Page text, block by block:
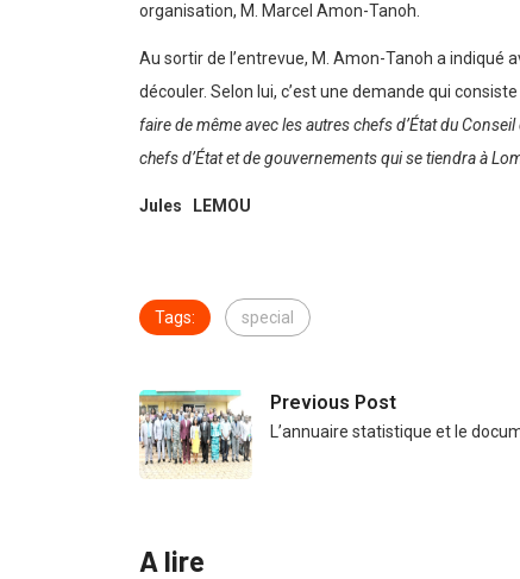
organisation, M. Marcel Amon-Tanoh.
Au sortir de l’entrevue, M. Amon-Tanoh a indiqué
découler. Selon lui, c’est une demande qui
faire de même avec les autres chefs d’État du
chefs d’État et de gouvernements qui se tiendra à
Jules LEMOU
Tags: special
Previous Post
L’annuaire statistique et le
A lire